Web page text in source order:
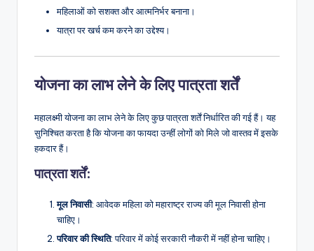
महिलाओं को सशक्त और आत्मनिर्भर बनाना।
यात्रा पर खर्च कम करने का उद्देश्य।
योजना का लाभ लेने के लिए पात्रता शर्तें
महालक्ष्मी योजना का लाभ लेने के लिए कुछ पात्रता शर्तें निर्धारित की गई हैं। यह
सुनिश्चित करता है कि योजना का फायदा उन्हीं लोगों को मिले जो वास्तव में इसके
हकदार हैं।
पात्रता शर्तें:
मूल निवासी: आवेदक महिला को महाराष्ट्र राज्य की मूल निवासी होना
चाहिए।
परिवार की स्थिति: परिवार में कोई सरकारी नौकरी में नहीं होना चाहिए।